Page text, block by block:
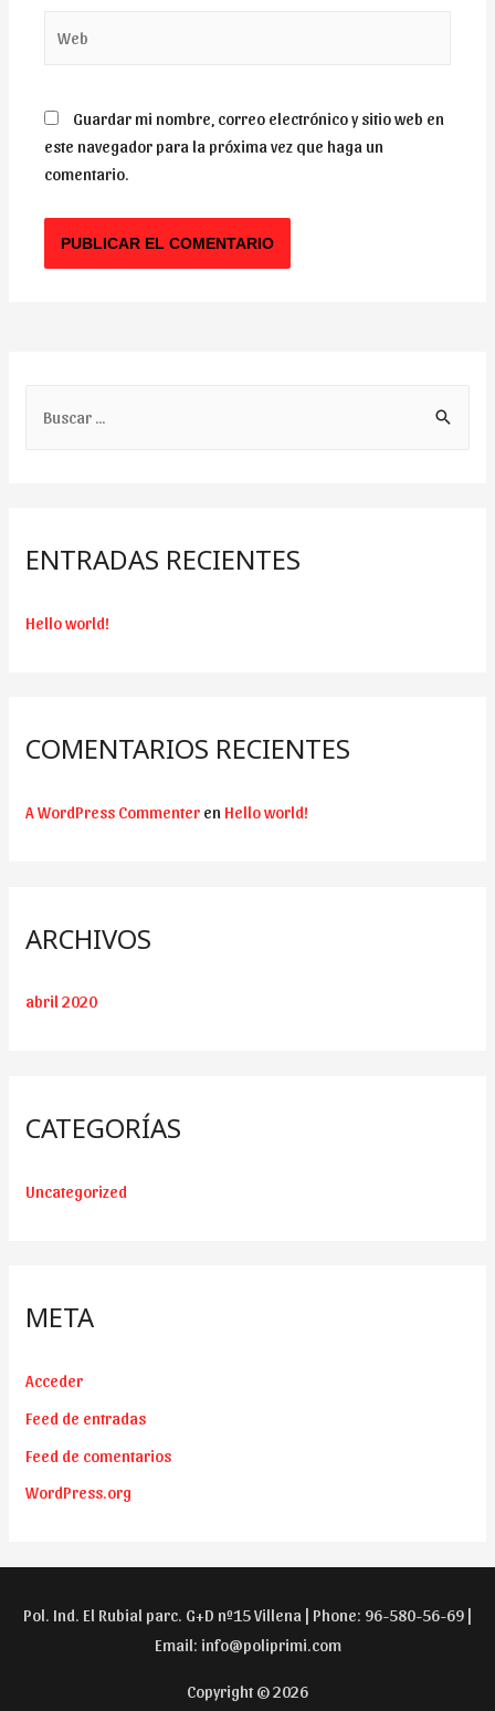
Guardar mi nombre, correo electrónico y sitio web en
este navegador para la próxima vez que haga un
comentario.
rENTRADAS RECIENTES
Hello world!
COMENTARIOS RECIENTES
A WordPress Commenter en Hello world!
ARCHIVOS
abril 2020
CATEGORÍAS
Uncategorized
META
Acceder
Feed de entradas
Feed de comentarios
WordPress.org
Pol. Ind. El Rubial parc. G+D nº15 Villena | Phone: 96-580-56-69 |
Email: info@poliprimi.com
Copyright © 2026